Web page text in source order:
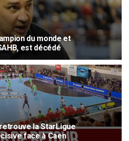
du monde et
est décédé
la StarLigue
face à Caen